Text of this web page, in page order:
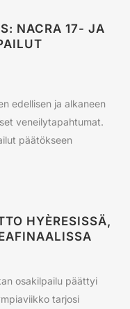
NACRA 17- JA
edellisen ja alkaneen
veneilytapahtumat.
päätökseen
HYÈRESISSÄ,
osakilpailu päättyi
tarjosi